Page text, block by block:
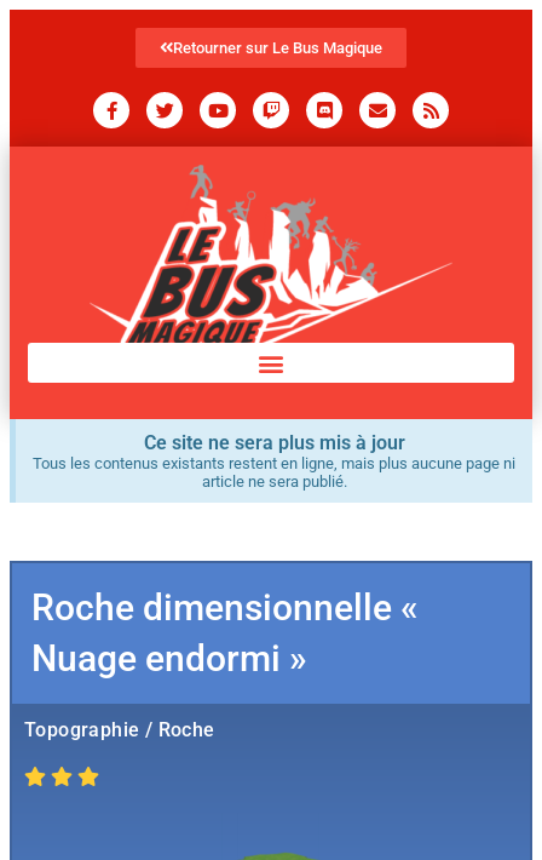
Retourner sur Le Bus Magique
Ce site ne sera plus mis à jour
Tous les contenus existants restent en ligne, mais plus aucune page ni
article ne sera publié.
Roche dimensionnelle «
Nuage endormi »
Topographie / Roche